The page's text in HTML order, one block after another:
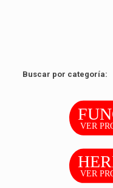
Buscar por categoría: